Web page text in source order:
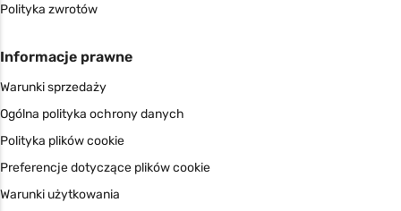
Polityka zwrotów
Informacje prawne
Warunki sprzedaży
Ogólna polityka ochrony danych
Polityka plików cookie
Preferencje dotyczące plików cookie
Warunki użytkowania